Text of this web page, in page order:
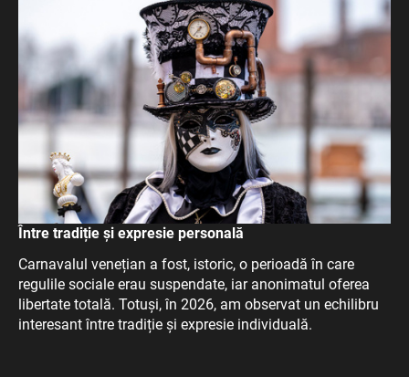
Între tradiție și expresie personală
Carnavalul venețian a fost, istoric, o perioadă în care
regulile sociale erau suspendate, iar anonimatul oferea
libertate totală. Totuși, în 2026, am observat un echilibru
interesant între tradiție și expresie individuală.